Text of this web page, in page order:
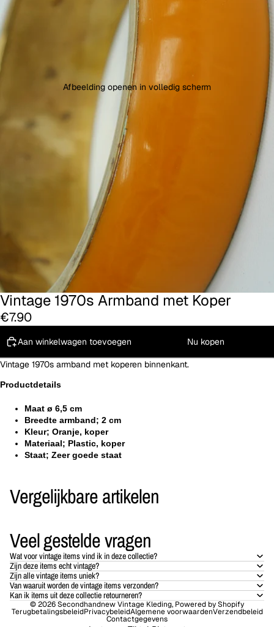
Afbeelding openen in volledig scherm
Vintage 1970s Armband met Koper
€7.90
Aan winkelwagen toevoegen Nu kopen
Vintage 1970s armband met koperen binnenkant.
Productdetails
Maat ø 6,5 cm
Breedte armband; 2 cm
Kleur; Oranje, koper
Materiaal; Plastic, koper
Staat; Zeer goede staat
Vergelijkbare artikelen
Veel gestelde vragen
Wat voor vintage items vind ik in deze collectie?
Zijn deze items echt vintage?
Zijn alle vintage items uniek?
Van waaruit worden de vintage items verzonden?
Kan ik items uit deze collectie retourneren?
© 2026Secondhandnew Vintage Kleding, Powered by Shopify
TerugbetalingsbeleidPrivacybeleidAlgemene voorwaardenVerzendbeleid
Contactgegevens